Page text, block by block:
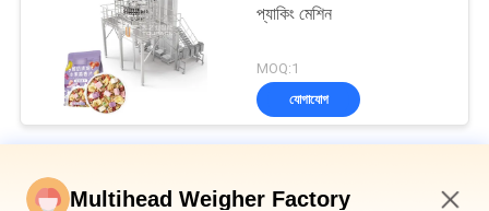
প্যাকিং মেশিন
MOQ:1
যোগাযোগ
Multihead Weigher Factory